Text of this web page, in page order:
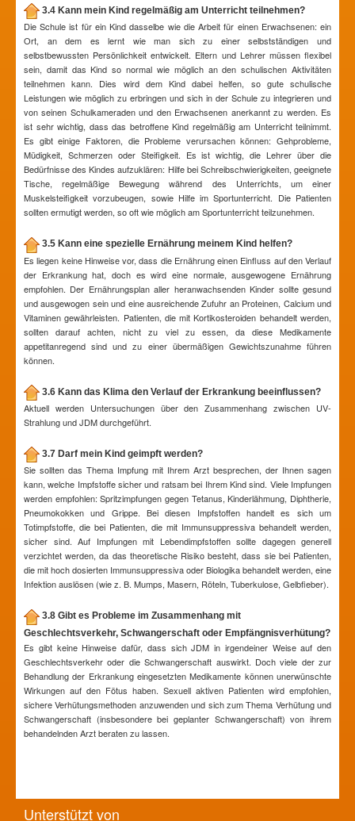
3.4 Kann mein Kind regelmäßig am Unterricht teilnehmen?
Die Schule ist für ein Kind dasselbe wie die Arbeit für einen Erwachsenen: ein
Ort, an dem es lernt wie man sich zu einer selbstständigen und
selbstbewussten Persönlichkeit entwickelt. Eltern und Lehrer müssen flexibel
sein, damit das Kind so normal wie möglich an den schulischen Aktivitäten
teilnehmen kann. Dies wird dem Kind dabei helfen, so gute schulische
Leistungen wie möglich zu erbringen und sich in der Schule zu integrieren und
von seinen Schulkameraden und den Erwachsenen anerkannt zu werden. Es
ist sehr wichtig, dass das betroffene Kind regelmäßig am Unterricht teilnimmt.
Es gibt einige Faktoren, die Probleme verursachen können: Gehprobleme,
Müdigkeit, Schmerzen oder Steifigkeit. Es ist wichtig, die Lehrer über die
Bedürfnisse des Kindes aufzuklären: Hilfe bei Schreibschwierigkeiten, geeignete
Tische, regelmäßige Bewegung während des Unterrichts, um einer
Muskelsteifigkeit vorzubeugen, sowie Hilfe im Sportunterricht. Die Patienten
sollten ermutigt werden, so oft wie möglich am Sportunterricht teilzunehmen.
3.5 Kann eine spezielle Ernährung meinem Kind helfen?
Es liegen keine Hinweise vor, dass die Ernährung einen Einfluss auf den Verlauf
der Erkrankung hat, doch es wird eine normale, ausgewogene Ernährung
empfohlen. Der Ernährungsplan aller heranwachsenden Kinder sollte gesund
und ausgewogen sein und eine ausreichende Zufuhr an Proteinen, Calcium und
Vitaminen gewährleisten. Patienten, die mit Kortikosteroiden behandelt werden,
sollten darauf achten, nicht zu viel zu essen, da diese Medikamente
appetitanregend sind und zu einer übermäßigen Gewichtszunahme führen
können.
3.6 Kann das Klima den Verlauf der Erkrankung beeinflussen?
Aktuell werden Untersuchungen über den Zusammenhang zwischen UV-
Strahlung und JDM durchgeführt.
3.7 Darf mein Kind geimpft werden?
Sie sollten das Thema Impfung mit Ihrem Arzt besprechen, der Ihnen sagen
kann, welche Impfstoffe sicher und ratsam bei Ihrem Kind sind. Viele Impfungen
werden empfohlen: Spritzimpfungen gegen Tetanus, Kinderlähmung, Diphtherie,
Pneumokokken und Grippe. Bei diesen Impfstoffen handelt es sich um
Totimpfstoffe, die bei Patienten, die mit Immunsuppressiva behandelt werden,
sicher sind. Auf Impfungen mit Lebendimpfstoffen sollte dagegen generell
verzichtet werden, da das theoretische Risiko besteht, dass sie bei Patienten,
die mit hoch dosierten Immunsuppressiva oder Biologika behandelt werden, eine
Infektion auslösen (wie z. B. Mumps, Masern, Röteln, Tuberkulose, Gelbfieber).
3.8 Gibt es Probleme im Zusammenhang mit
Geschlechtsverkehr, Schwangerschaft oder Empfängnisverhütung?
Es gibt keine Hinweise dafür, dass sich JDM in irgendeiner Weise auf den
Geschlechtsverkehr oder die Schwangerschaft auswirkt. Doch viele der zur
Behandlung der Erkrankung eingesetzten Medikamente können unerwünschte
Wirkungen auf den Fötus haben. Sexuell aktiven Patienten wird empfohlen,
sichere Verhütungsmethoden anzuwenden und sich zum Thema Verhütung und
Schwangerschaft (insbesondere bei geplanter Schwangerschaft) von ihrem
behandelnden Arzt beraten zu lassen.
Unterstützt von